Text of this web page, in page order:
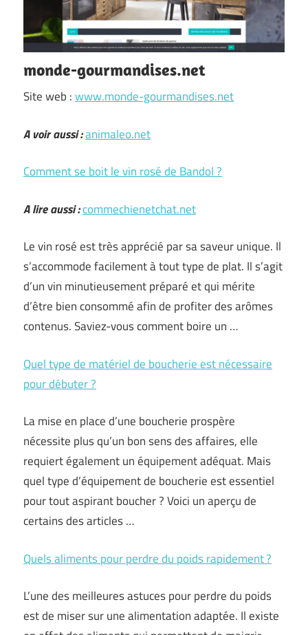
monde-gourmandises.net
Site web :www.monde-gourmandises.net
A voir aussi :animaleo.net
Comment se boit le vin rosé de Bandol ?
A lire aussi :commechienetchat.net
Le vin rosé est très apprécié par sa saveur unique. Il
s’accommode facilement à tout type de plat. Il s’agit
d’un vin minutieusement préparé et qui mérite
d’être bien consommé afin de profiter des arômes
contenus. Saviez-vous comment boire un …
Quel type de matériel de boucherie est nécessaire
pour débuter ?
La mise en place d’une boucherie prospère
nécessite plus qu’un bon sens des affaires, elle
requiert également un équipement adéquat. Mais
quel type d’équipement de boucherie est essentiel
pour tout aspirant boucher ? Voici un aperçu de
certains des articles …
Quels aliments pour perdre du poids rapidement ?
L’une des meilleures astuces pour perdre du poids
est de miser sur une alimentation adaptée. Il existe